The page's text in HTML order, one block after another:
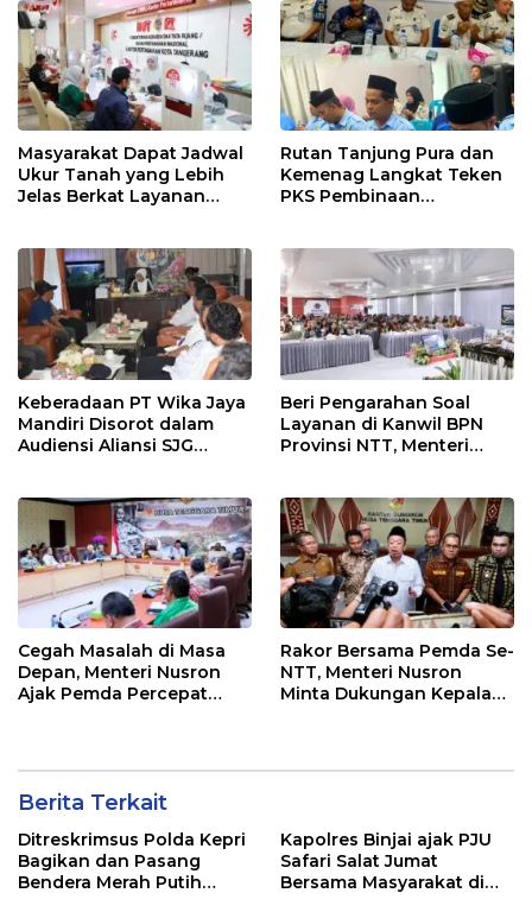
TENTANG SINDIKAT
PENIPU PENJUALAN EMAS
Masyarakat Dapat Jadwal
Ukur Tanah yang Lebih
Jelas Berkat Layanan
Rutan Tanjung Pura dan
Kemenag Langkat Teken
PKS Pembinaan
Keberadaan PT Wika Jaya
Mandiri Disorot dalam
Audiensi Aliansi SJG
Beri Pengarahan Soal
Layanan di Kanwil BPN
Provinsi NTT, Menteri
Cegah Masalah di Masa
Depan, Menteri Nusron
Ajak Pemda Percepat
Rakor Bersama Pemda Se-
NTT, Menteri Nusron
Minta Dukungan Kepala
Berita Terkait
Ditreskrimsus Polda Kepri
Bagikan dan Pasang
Bendera Merah Putih
Kapolres Binjai ajak PJU
Safari Salat Jumat
Bersama Masyarakat di